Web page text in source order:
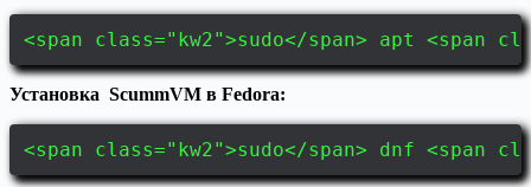
<span class="kw2">sudo</span> apt <span
Установка ScummVM в Fedora:
<span class="kw2">sudo</span> dnf <span